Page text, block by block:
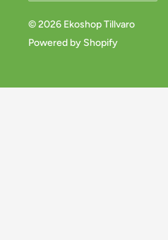
© 2026 Ekoshop Tillvaro
Powered by Shopify